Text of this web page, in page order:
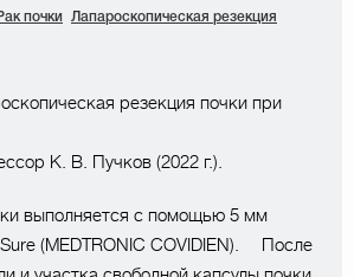
почки
Лапароскопическая резекция
резекция почки при
К. В. Пучков (2022 г.).
выполняется с помощью 5 мм
(MEDTRONIC COVIDIEN). ⠀ После